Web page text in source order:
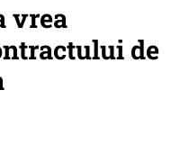
vrea
de